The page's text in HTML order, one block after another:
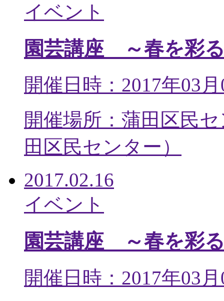
イベント
園芸講座 ～春を彩
開催日時：2017年03
開催場所：蒲田区民
田区民センター ）
2017.02.16
イベント
園芸講座 ～春を彩
開催日時：2017年03